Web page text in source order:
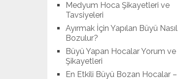
Medyum Hoca Şikayetleri ve
Tavsiyeleri
Ayırmak İçin Yapılan Büyü Nasıl
Bozulur?
Büyü Yapan Hocalar Yorum ve
Şikayetleri
En Etkili Büyü Bozan Hocalar –